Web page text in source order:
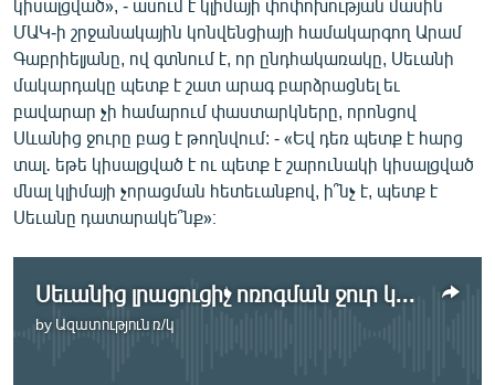
կիսալցված», - ասում է կլիմայի փոփոխության մասին
ՄԱԿ-ի շրջանակային կոնվենցիայի համակարգող Արամ
Գաբրիելյանը, ով գտնում է, որ ընդհակառակը, Սեւանի
մակարդակը պետք է շատ արագ բարձրացնել եւ
բավարար չի համարում փաստարկները, որոնցով
Սևանից ջուրը բաց է թողնվում: - «Եվ դեռ պետք է հարց
տալ․ եթե կիսալցված է ու պետք է շարունակի կիսալցված
մնալ կլիմայի չորացման հետեւանքով, ի՞նչ է, պետք է
Սեւանը դատարակե՞նք»։
Սեւանից լրացուցիչ ոռոգման ջուր կվերցվի
by Ազատություն ռ/կ
No media source currently available